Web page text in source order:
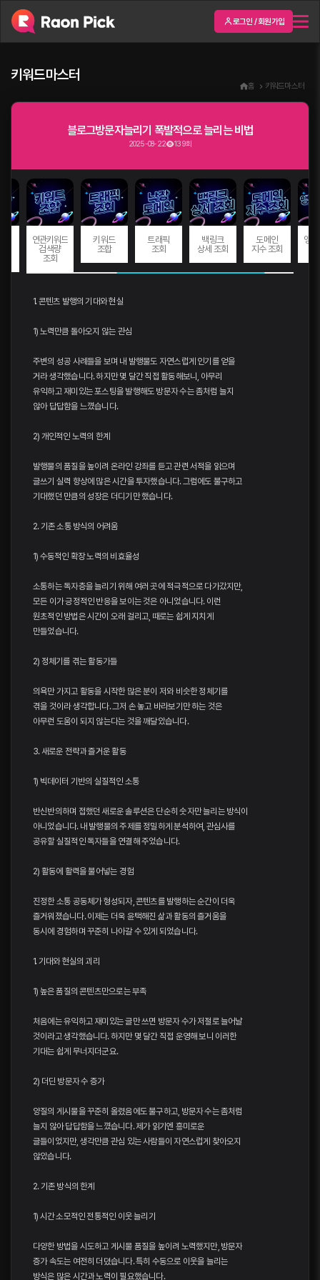
로그인 / 회원가입
키워드마스터
홈 키워드마스터
블로그방문자늘리기 폭발적으로 늘리는 비법
2025-08-22 139회
연관키워드
검색량
조회
키워드
조합
트래픽
조회
백링크
상세 조회
도메인
지수 조회
앵
1. 콘텐츠 발행의 기대와 현실
1) 노력만큼 돌아오지 않는 관심
주변의 성공 사례들을 보며 내 발행물도 자연스럽게 인기를 얻을
거라 생각했습니다. 하지만 몇 달간 직접 활동해보니, 아무리
유익하고 재미있는 포스팅을 발행해도 방문자 수는 좀처럼 늘지
않아 답답함을 느꼈습니다.
2) 개인적인 노력의 한계
발행물의 품질을 높이려 온라인 강좌를 듣고 관련 서적을 읽으며
글쓰기 실력 향상에 많은 시간을 투자했습니다. 그럼에도 불구하고
기대했던 만큼의 성장은 더디기만 했습니다.
2. 기존 소통 방식의 어려움
1) 수동적인 확장 노력의 비효율성
소통하는 독자층을 늘리기 위해 여러 곳에 적극적으로 다가갔지만,
모든 이가 긍정적인 반응을 보이는 것은 아니었습니다. 이런
원초적인 방법은 시간이 오래 걸리고, 때로는 쉽게 지치게
만들었습니다.
2) 정체기를 겪는 활동가들
의욕만 가지고 활동을 시작한 많은 분이 저와 비슷한 정체기를
겪을 것이라 생각합니다. 그저 손 놓고 바라보기만 하는 것은
아무런 도움이 되지 않는다는 것을 깨달았습니다.
3. 새로운 전략과 즐거운 활동
1) 빅데이터 기반의 실질적인 소통
반신반의하며 접했던 새로운 솔루션은 단순히 숫자만 늘리는 방식이
아니었습니다. 내 발행물의 주제를 정밀하게 분석하여, 관심사를
공유할 실질적인 독자들을 연결해 주었습니다.
2) 활동에 활력을 불어넣는 경험
진정한 소통 공동체가 형성되자, 콘텐츠를 발행하는 순간이 더욱
즐거워졌습니다. 이제는 더욱 윤택해진 삶과 활동의 즐거움을
동시에 경험하며 꾸준히 나아갈 수 있게 되었습니다.
1. 기대와 현실의 괴리
1) 높은 품질의 콘텐츠만으로는 부족
처음에는 유익하고 재미있는 글만 쓰면 방문자 수가 저절로 늘어날
것이라고 생각했습니다. 하지만 몇 달간 직접 운영해 보니 이러한
기대는 쉽게 무너지더군요.
2) 더딘 방문자 수 증가
양질의 게시물을 꾸준히 올렸음에도 불구하고, 방문자 수는 좀처럼
늘지 않아 답답함을 느꼈습니다. 제가 읽기엔 흥미로운
글들이었지만, 생각만큼 관심 있는 사람들이 자연스럽게 찾아오지
않았습니다.
2. 기존 방식의 한계
1) 시간 소모적인 전통적인 이웃 늘리기
다양한 방법을 시도하고 게시물 품질을 높이려 노력했지만, 방문자
증가 속도는 여전히 더뎠습니다. 특히 수동으로 이웃을 늘리는
방식은 많은 시간과 노력이 필요했습니다.